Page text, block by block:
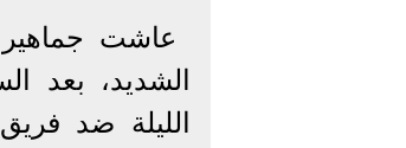
عاشت جماهير
الشديد، بعد
الليلة ضد